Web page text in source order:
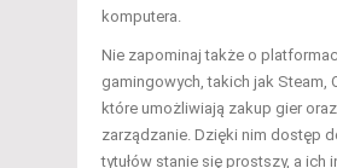
komputera.
Nie zapominaj także o
gamingowych, takich jak Steam,
które umożliwiają zakup gier oraz
zarządzanie. Dzięki nim dostęp
tytułów stanie się prostszy, a ich